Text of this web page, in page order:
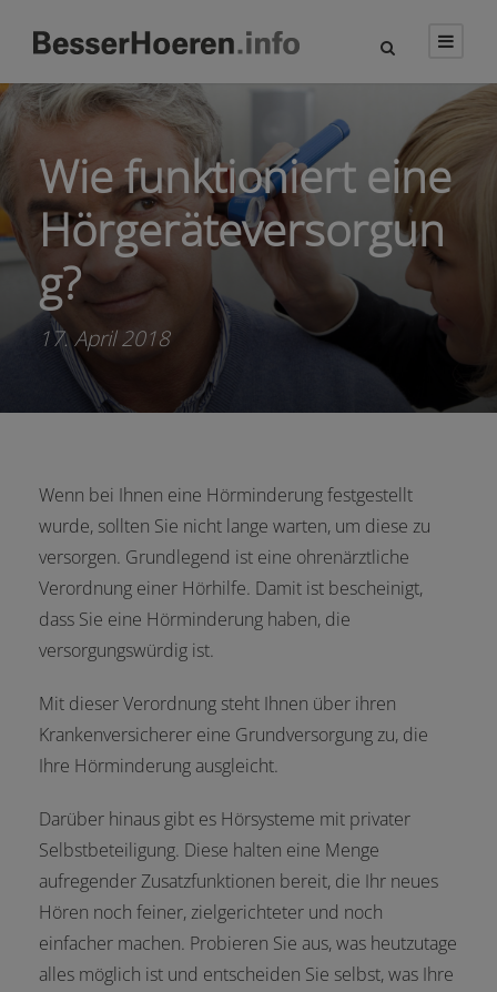
Wie funktioniert eine
Hörgeräteversorgun
g?
17. April 2018
Wenn bei Ihnen eine Hörminderung festgestellt
wurde, sollten Sie nicht lange warten, um diese zu
versorgen. Grundlegend ist eine ohrenärztliche
Verordnung einer Hörhilfe. Damit ist bescheinigt,
dass Sie eine Hörminderung haben, die
versorgungswürdig ist.
Mit dieser Verordnung steht Ihnen über ihren
Krankenversicherer eine Grundversorgung zu, die
Ihre Hörminderung ausgleicht.
Darüber hinaus gibt es Hörsysteme mit privater
Selbstbeteiligung. Diese halten eine Menge
aufregender Zusatzfunktionen bereit, die Ihr neues
Hören noch feiner, zielgerichteter und noch
einfacher machen. Probieren Sie aus, was heutzutage
alles möglich ist und entscheiden Sie selbst, was Ihre